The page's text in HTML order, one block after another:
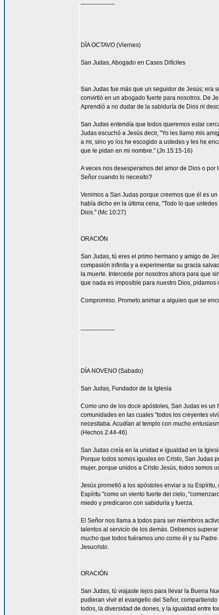
DÍA OCTAVO (Viernes)
San Judas, Abogado en Casos Difíciles
San Judas fue más que un seguidor de Jesús; era
convirtió en un abogado fuerte para nosotros. De
Aprendió a no dudar de la sabiduría de Dios ni
San Judas entendía que todos queremos estar
Judas escuchó a Jesús decir, "Yo les llamo mis
a mi, sino yo los he escogido a ustedes y les he
que le pidan en mi nombre." (Jn 15:15-16)
A veces nos desesperamos del amor de Dios o
Señor cuando lo necesito?
Venimos a San Judas porque creemos que él es
había dicho en la última cena, "Todo lo que
Dios." (Mc 10:27)
ORACIÓN
San Judas, tú eres el primo hermano y amigo de
compasión infinita y a experimentar su gracia
la muerte. Intercede por nosotros ahora para que
que nada es imposible para nuestro Dios,
Compromiso. Prometo animar a alguien que se
DÍA NOVENO (Sabado)
San Judas, Fundador de la Iglesia
Como uno de los doce apóstoles, San Judas es
comunidades en las cuales "todos los creyentes
necesitaba. Acudían al templo con mucho
(Hechos 2:44-46)
San Judas creía en la unidad e igualdad en la
Porque todos somos iguales en Cristo, San Judas
mujer, porque unidos a Cristo Jesús, todos somos
Jesús prometió a los apóstoles enviar a su
Espíritu "como un viento fuerte del cielo,
miedo y predicaron con sabiduría y fuerza.
El Señor nos llama a todos para ser miembros
talentos al servicio de los demás. Debemos
mucho que todos fuéramos uno como él y su
Jesucristo.
ORACIÓN
San Judas, tú viajaste lejos para llevar la Buena
pudieran vivir el evangelio del Señor,
todos, la diversidad de dones, y la igualdad entre